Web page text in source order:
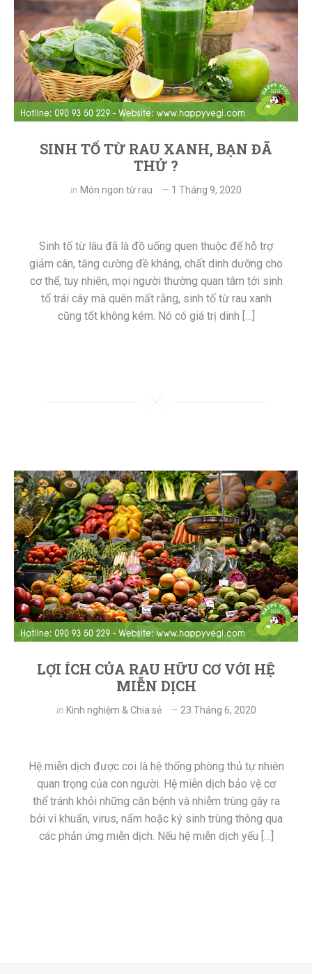
SINH TỐ TỪ RAU XANH, BẠN ĐÃ
THỬ ?
in Món ngon từ rau 1 Tháng 9, 2020
Sinh tố từ lâu đã là đồ uống quen thuộc để hỗ trợ
giảm cân, tăng cường đề kháng, chất dinh dưỡng cho
cơ thể, tuy nhiên, mọi người thường quan tâm tới sinh
tố trái cây mà quên mất rằng, sinh tố từ rau xanh
cũng tốt không kém. Nó có giá trị dinh […]
LỢI ÍCH CỦA RAU HỮU CƠ VỚI HỆ
MIỄN DỊCH
in Kinh nghiệm & Chia sẻ 23 Tháng 6, 2020
Hệ miễn dịch được coi là hệ thống phòng thủ tự nhiên
quan trọng của con người. Hệ miễn dịch bảo vệ cơ
thể tránh khỏi những căn bệnh và nhiễm trùng gây ra
bởi vi khuẩn, virus, nấm hoặc ký sinh trùng thông qua
các phản ứng miễn dịch. Nếu hệ miễn dịch yếu […]